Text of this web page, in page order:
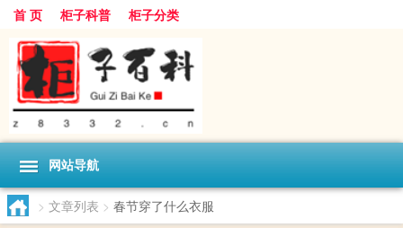
首 页 柜子科普 柜子分类
网站导航
> 文章列表 > 春节穿了什么衣服